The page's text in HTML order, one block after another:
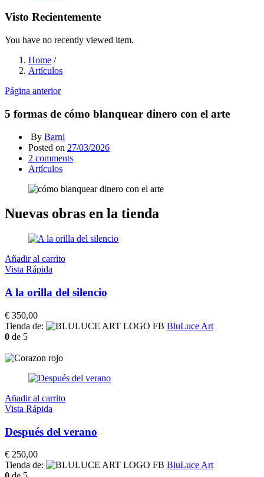
Visto Recientemente
You have no recently viewed item.
Home /
Artículos
Página anterior
5 formas de cómo blanquear dinero con el arte
By Barni
Posted on 27/03/2026
2 comments
Artículos
Nuevas obras en la tienda
Añadir al carrito
Vista Rápida
A la orilla del silencio
€ 350,00
Tienda de:
BluLuce Art
0 de 5
Añadir al carrito
Vista Rápida
Después del verano
€ 250,00
Tienda de:
BluLuce Art